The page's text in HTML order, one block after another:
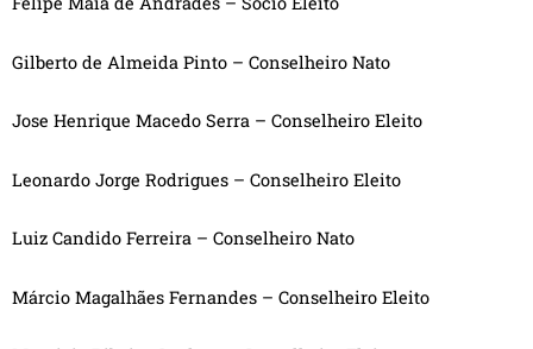
Gilberto de Almeida Pinto – Conselheiro Nato
Jose Henrique Macedo Serra – Conselheiro Eleito
Leonardo Jorge Rodrigues – Conselheiro Eleito
Luiz Candido Ferreira – Conselheiro Nato
Márcio Magalhães Fernandes – Conselheiro Eleito